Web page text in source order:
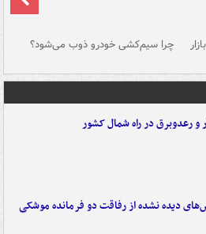
چرا سیم‌کشی خودرو ذوب می‌شود؟
و رعدوبرق در راه شمال کشور
دیده نشده از رفاقت دو فرمانده‌ موشکی